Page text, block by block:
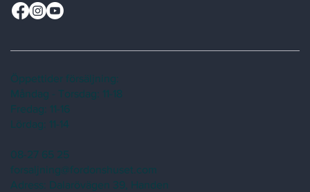
Öppettider försäljning:
Måndag - Torsdag: 11-18
Fredag: 11-16
Lördag: 11-14
08-27 65 25
forsaljning@fordonshuset.com
Adress: Dalarövägen 39, Handen